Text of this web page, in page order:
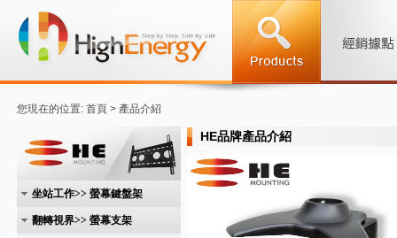
您現在的位置: 首頁 > 產品介紹
坐站工作>> 螢幕鍵盤架
翻轉視界>> 螢幕支架
HE品牌產品介紹